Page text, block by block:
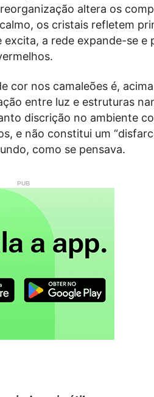
altera os
os cristais refletem
a rede expande-se e
cor nos camaleões é,
entre luz e estruturas
discrição no ambiente
e não constitui um
como se pensava.